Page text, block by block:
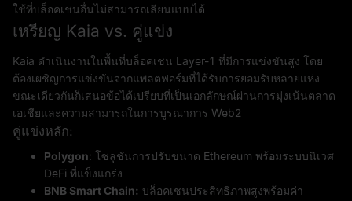
ใช้ที่บล็อคเชนอื่นไม่สามารถเลียนแบบได้
เหรียญ Kaia vs. คู่แข่ง
Kaia ดำเนินงานในพื้นที่บล็อคเชน Layer-1 ที่มีการแข่งขันสูง โดย
ต้องเผชิญการแข่งขันจากแพลตฟอร์มที่ได้รับการยอมรับหลายแห่ง
ขณะเดียวกันก็เสนอข้อได้เปรียบที่เป็นเอกลักษณ์ผ่านการมุ่งเน้นตลาด
เอเชียและความสามารถในการบูรณาการ Web2
คู่แข่งหลัก:
Polygon: โซลูชันการปรับขนาด Ethereum พร้อมระบบนิเวศ
DeFi ที่แข็งแกร่ง
BNB Smart Chain: บล็อคเชนประสิทธิภาพสูงพร้อมค่า